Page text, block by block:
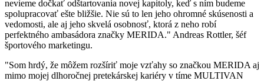
nevieme dočkať odštartovania novej kapitoly, keď s ním budeme
spolupracovať ešte bližšie. Nie sú to len jeho ohromné skúsenosti a
vedomosti, ale aj jeho skvelá osobnosť, ktorá z neho robí
perfektného ambasádora značky MERIDA." Andreas Rottler, šéf
športového marketingu.
"Som hrdý, že môžem rozšíriť moje vzťahy so značkou MERIDA aj
mimo mojej dlhoročnej pretekárskej kariéry v tíme MULTIVAN